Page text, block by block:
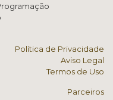
Política de Privacidade
Aviso Legal
Termos de Uso
Parceiros